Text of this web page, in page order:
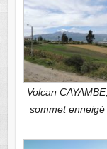
Volcan CAYAMBE,
sommet enneigé